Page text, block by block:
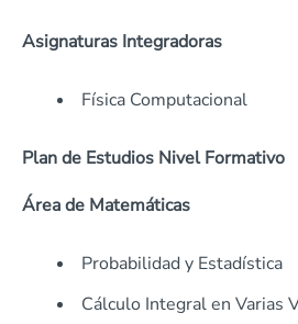
Asignaturas Integradoras
Física Computacional
Plan de Estudios Nivel Formativo
Área de Matemáticas
Probabilidad y Estadística
Cálculo Integral en Varias